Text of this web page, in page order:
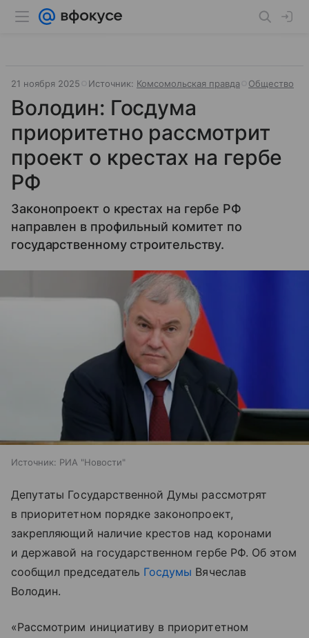
21 ноября 2025 Источник: Комсомольская правда Общество
Володин: Госдума
приоритетно рассмотрит
проект о крестах на гербе
РФ
Законопроект о крестах на гербе РФ
направлен в профильный комитет по
государственному строительству.
Источник: РИА "Новости"
Депутаты Государственной Думы рассмотрят
в приоритетном порядке законопроект,
закрепляющий наличие крестов над коронами
и державой на государственном гербе РФ. Об этом
сообщил председатель Госдумы Вячеслав
Володин.
«Рассмотрим инициативу в приоритетном